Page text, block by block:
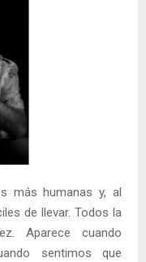
más humanas y, al
de llevar. Todos la
Aparece cuando
sentimos que